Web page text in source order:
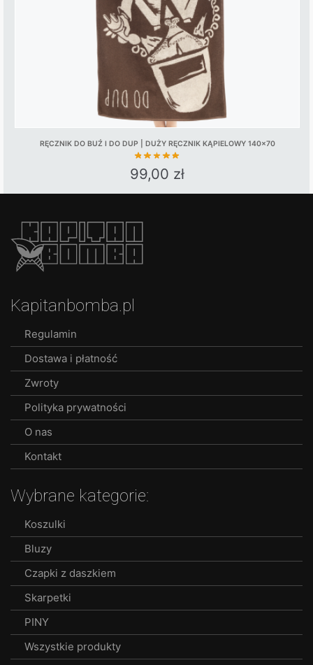
on
the
product
page
RĘCZNIK DO BUŹ I DO DUP | DUŻY RĘCZNIK KĄPIELOWY 140×70
99,00 zł
Kapitanbomba.pl
Regulamin
Dostawa i płatność
Zwroty
Polityka prywatności
O nas
Kontakt
Wybrane kategorie:
Koszulki
Bluzy
Czapki z daszkiem
Skarpetki
PINY
Wszystkie produkty